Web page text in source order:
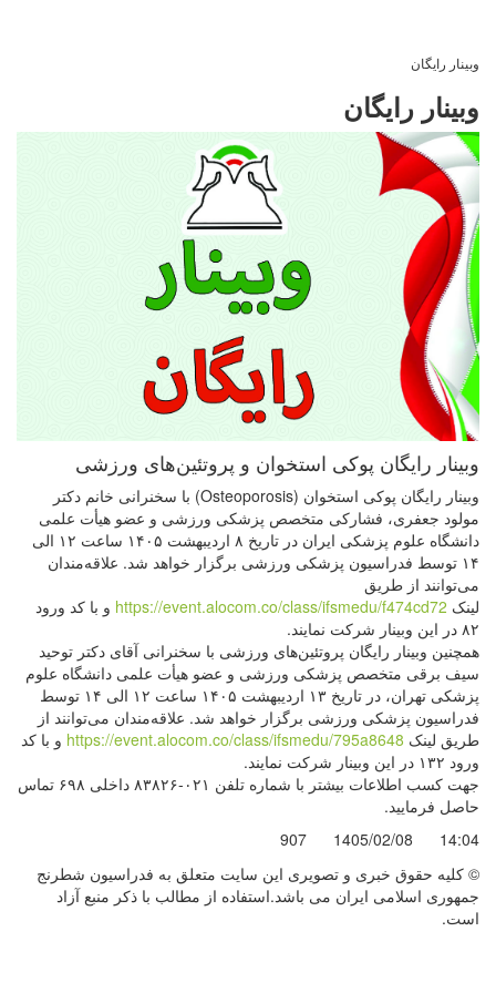
وبینار رایگان
وبینار رایگان
وبینار رایگان پوکی استخوان و پروتئین‌های ورزشی
وبینار رایگان پوکی استخوان (Osteoporosis) با سخنرانی خانم دکتر
مولود جعفری، فشارکی متخصص پزشکی ورزشی و عضو هیأت علمی
دانشگاه علوم پزشکی ایران در تاریخ ۸ اردیبهشت ۱۴۰۵ ساعت ۱۲ الی
۱۴ توسط فدراسیون پزشکی ورزشی برگزار خواهد شد. علاقه‌مندان
می‌توانند از طریق
لینک https://event.alocom.co/class/ifsmedu/f474cd72 و با کد ورود
۸۲ در این وبینار شرکت نمایند.
همچنین وبینار رایگان پروتئین‌های ورزشی با سخنرانی آقای دکتر توحید
سیف برقی متخصص پزشکی ورزشی و عضو هیأت علمی دانشگاه علوم
پزشکی تهران، در تاریخ ۱۳ اردیبهشت ۱۴۰۵ ساعت ۱۲ الی ۱۴ توسط
فدراسیون پزشکی ورزشی برگزار خواهد شد. علاقه‌مندان می‌توانند از
طریق لینک https://event.alocom.co/class/ifsmedu/795a8648 و با کد
ورود ۱۳۲ در این وبینار شرکت نمایند.
جهت کسب اطلاعات بیشتر با شماره تلفن ۰۲۱-۸۳۸۲۶ داخلی ۶۹۸ تماس
حاصل فرمایید.
14:04
1405/02/08
907
© کليه حقوق خبری و تصويری اين سايت متعلق به فدراسیون شطرنج
جمهوری اسلامی ایران می باشد.استفاده از مطالب با ذكر منبع آزاد
است.